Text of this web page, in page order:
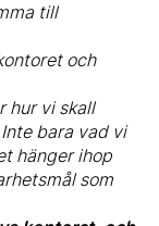
till
och
hur vi skall
bara vad vi
hänger ihop
som